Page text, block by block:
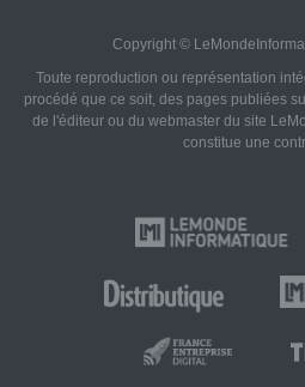
Copyright ©
Toute reproduction ou représentation
procédé que ce soit, des pages publiées
de l'éditeur ou du webmaster du site
constitue une